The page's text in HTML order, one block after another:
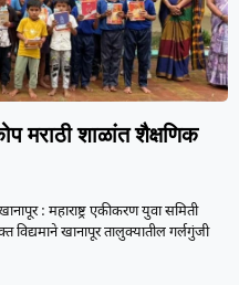
मराठी शाळांत शैक्षणिक
: महाराष्ट्र एकीकरण युवा समिती
विद्यमाने खानापूर तालुक्यातील गर्लगुंजी